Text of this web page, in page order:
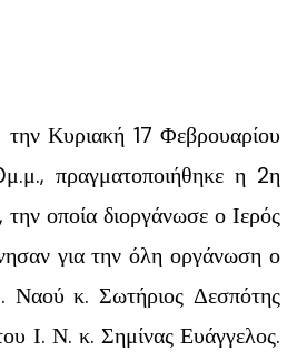
Κυριακή 17 Φεβρουαρίου
πραγματοποιήθηκε η 2η
οποία διοργάνωσε ο Ιερός
για την όλη οργάνωση ο
Ναού κ. Σωτήριος Δεσπότης
Ι. Ν. κ. Σημίνας Ευάγγελος.